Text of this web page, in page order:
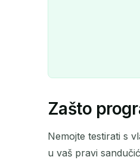
Zašto
Nemojte testirati s
u vaš pravi